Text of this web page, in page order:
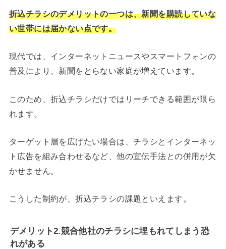
折込チラシのデメリットの一つは、新聞を購読していな
い世帯には届かない点です。
現代では、インターネットニュースやスマートフォンの
普及により、新聞をとらない家庭が増えています。
このため、折込チラシだけではリーチできる範囲が限ら
れます。
ターゲット層を広げたい場合は、チラシとインターネッ
ト広告を組み合わせるなど、他の宣伝手法との併用が欠
かせません。
こうした制約が、折込チラシの課題といえます。
デメリット2.競合他社のチラシに埋もれてしまう恐
れがある